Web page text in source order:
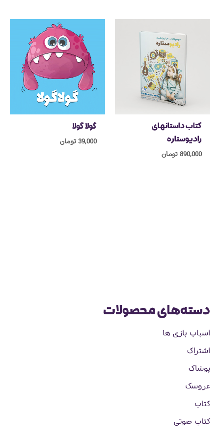
دسته‌های محصولات
اسباب بازی ها
اشتراک
پوشاک
عروسک
کتاب
کتاب صوتی
کتاب داستانهای
رادیوستاره
890,000 تومان
گولا گولا
39,000 تومان